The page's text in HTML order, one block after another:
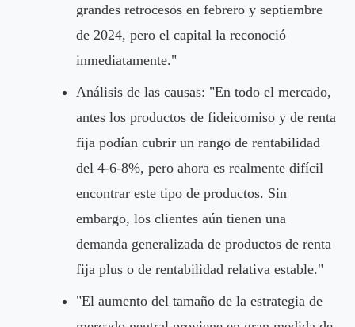
grandes retrocesos en febrero y septiembre
de 2024, pero el capital la reconoció
inmediatamente."
Análisis de las causas: "En todo el mercado,
antes los productos de fideicomiso y de renta
fija podían cubrir un rango de rentabilidad
del 4-6-8%, pero ahora es realmente difícil
encontrar este tipo de productos. Sin
embargo, los clientes aún tienen una
demanda generalizada de productos de renta
fija plus o de rentabilidad relativa estable."
"El aumento del tamaño de la estrategia de